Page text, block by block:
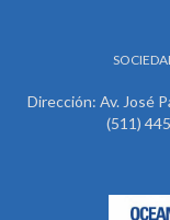
Dirección: Av. José
(511)